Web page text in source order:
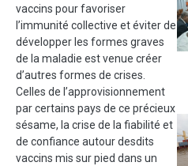
vaccins pour favoriser
l’immunité collective et éviter de
développer les formes graves
de la maladie est venue créer
d’autres formes de crises.
Celles de l’approvisionnement
par certains pays de ce précieux
sésame, la crise de la fiabilité et
de confiance autour desdits
vaccins mis sur pied dans un